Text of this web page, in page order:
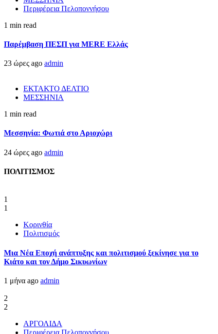
Περιφέρεια Πελοποννήσου
1 min read
Παρέμβαση ΠΕΣΠ για MERE Ελλάς
23 ώρες ago admin
ΕΚΤΑΚΤΟ ΔΕΛΤΙΟ
ΜΕΣΣΗΝΙΑ
1 min read
Μεσσηνία: Φωτιά στο Αριοχώρι
24 ώρες ago admin
ΠΟΛΙΤΙΣΜΟΣ
1
1
Κορινθία
Πολιτισμός
Μια Νέα Εποχή ανάπτυξης και πολιτισμού ξεκίνησε για το
Κιάτο και τον Δήμο Σικυωνίων
1 μήνα ago admin
2
2
ΑΡΓΟΛΙΔΑ
Περιφέρεια Πελοποννήσου